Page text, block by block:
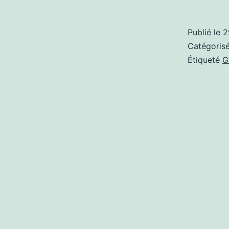
Publié le
Étiqueté